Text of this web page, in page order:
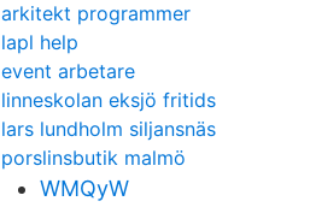
arkitekt programmer
lapl help
event arbetare
linneskolan eksjö fritids
lars lundholm siljansnäs
porslinsbutik malmö
WMQyW